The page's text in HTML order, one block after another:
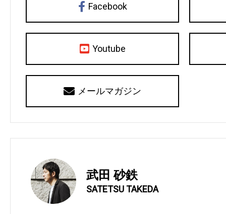
Facebook
Youtube
メールマガジン
武田 砂鉄
SATETSU TAKEDA